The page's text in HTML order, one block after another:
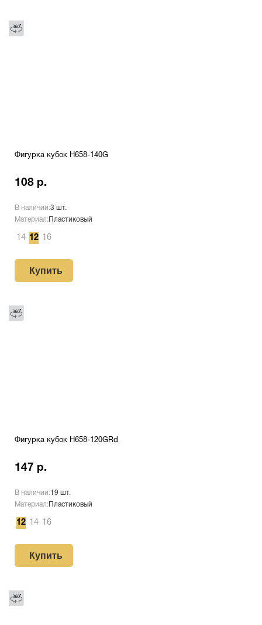
Фигурка кубок H658-140G
108 р.
В наличии:3 шт.
Материал: Пластиковый
14 12 16
Купить
Фигурка кубок H658-120GRd
147 р.
В наличии:19 шт.
Материал: Пластиковый
12 14 16
Купить